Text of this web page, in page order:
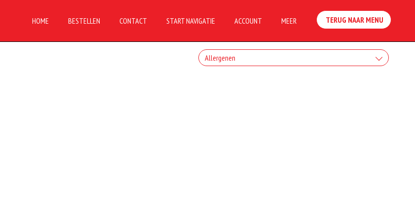
HOME BESTELLEN CONTACT START NAVIGATIE ACCOUNT MEER TERUG NAAR MENU
Allergenen